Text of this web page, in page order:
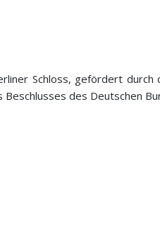
Schloss, gefördert
des Deutschen